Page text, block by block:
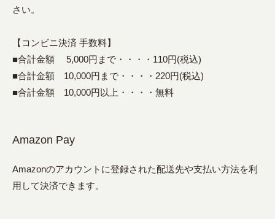
さい。
【コンビニ決済 手数料】
■合計金額 5,000円まで・・・・110円(税込)
■合計金額 10,000円まで・・・・220円(税込)
■合計金額 10,000円以上・・・・無料
Amazon Pay
Amazonのアカウントに登録された配送先や支払い方法を利
用して決済できます。